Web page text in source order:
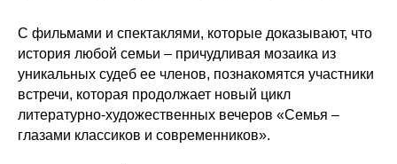
С фильмами и спектаклями, которые доказывают, что
история любой семьи – причудливая мозаика из
уникальных судеб ее членов, познакомятся участники
встречи, которая продолжает новый цикл
литературно-художественных вечеров «Семья –
глазами классиков и современников».